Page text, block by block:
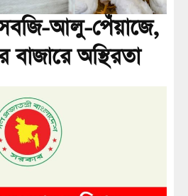
সবজি-আলু-পেঁয়াজে,
অস্থিরতা